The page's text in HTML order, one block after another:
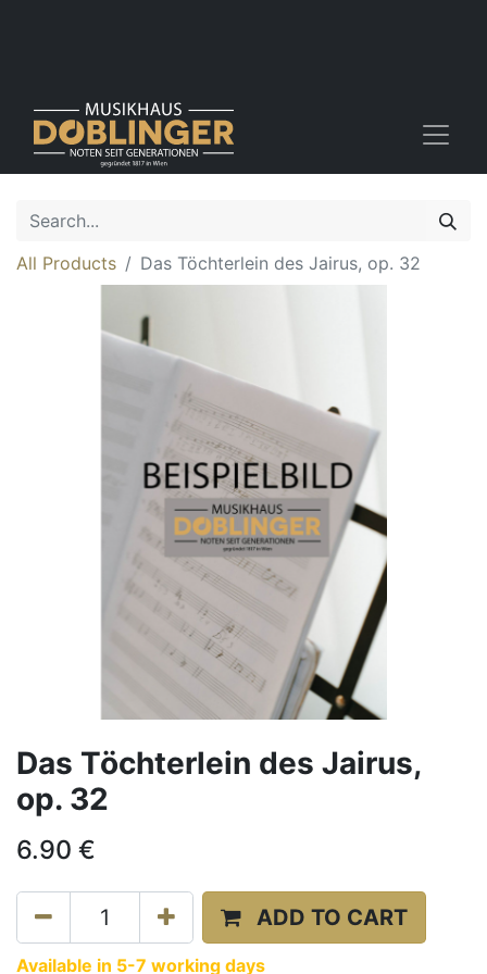
All Products Das Töchterlein des Jairus, op. 32
Das Töchterlein des Jairus,
op. 32
6.90 €
ADD TO CART
Available in 5-7 working days